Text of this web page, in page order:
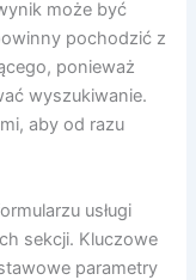
może być
pochodzić z
ponieważ
wyszukiwanie.
aby od razu
usługi
sekcji. Kluczowe
parametry